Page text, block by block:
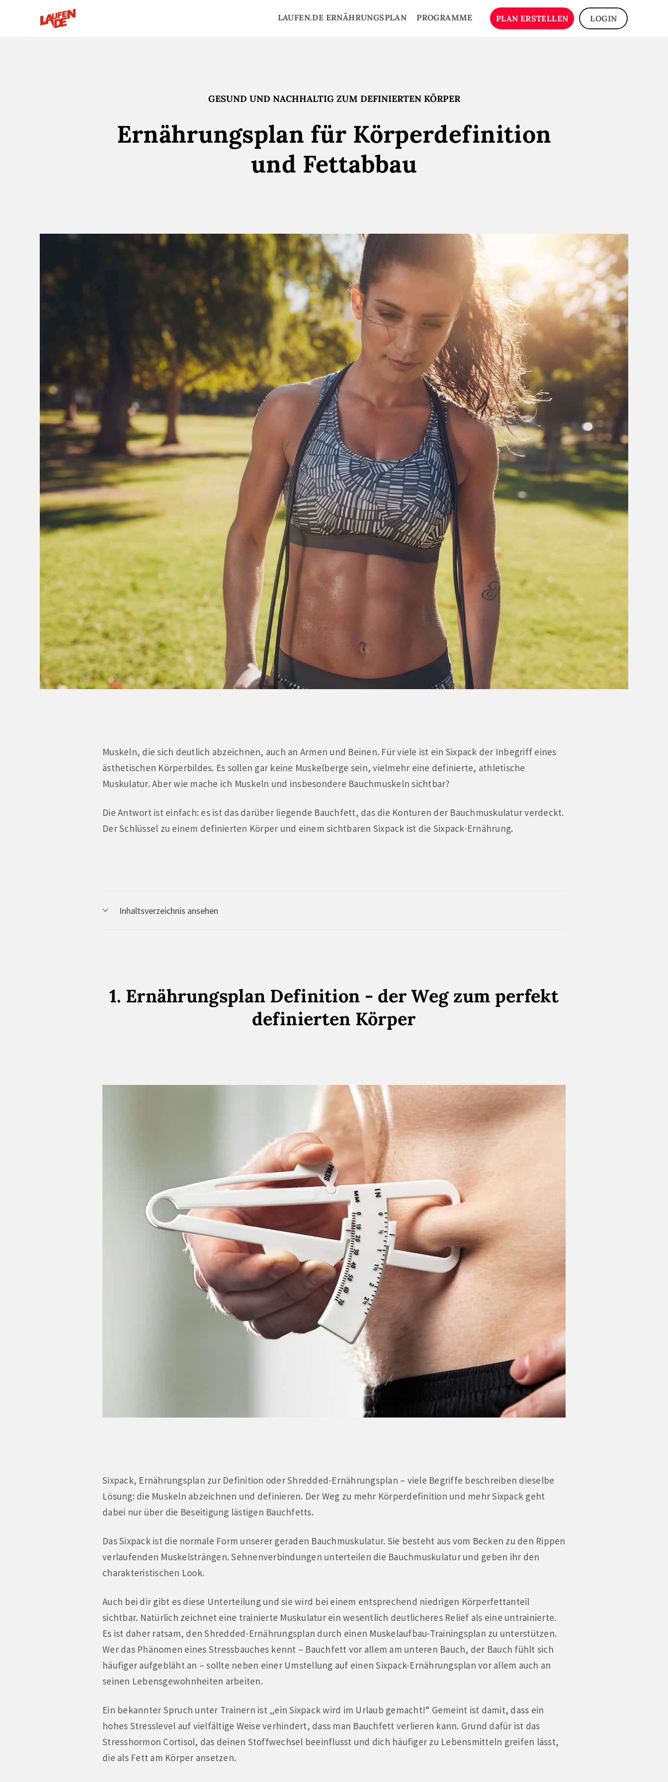
LAUFEN.DE ERNÄHRUNGSPLAN PROGRAMME PLAN ERSTELLEN LOGIN
GESUND UND NACHHALTIG ZUM DEFINIERTEN KÖRPER
Ernährungsplan für Körperdefinition
und Fettabbau
Muskeln, die sich deutlich abzeichnen, auch an Armen und Beinen. Für viele ist ein Sixpack der Inbegriff eines
ästhetischen Körperbildes. Es sollen gar keine Muskelberge sein, vielmehr eine definierte, athletische
Muskulatur. Aber wie mache ich Muskeln und insbesondere Bauchmuskeln sichtbar?
Die Antwort ist einfach: es ist das darüber liegende Bauchfett, das die Konturen der Bauchmuskulatur verdeckt.
Der Schlüssel zu einem definierten Körper und einem sichtbaren Sixpack ist die Sixpack-Ernährung.
Inhaltsverzeichnis ansehen
1. Ernährungsplan Definition - der Weg zum perfekt
definierten Körper
Sixpack, Ernährungsplan zur Definition oder Shredded-Ernährungsplan – viele Begriffe beschreiben dieselbe
Lösung: die Muskeln abzeichnen und definieren. Der Weg zu mehr Körperdefinition und mehr Sixpack geht
dabei nur über die Beseitigung lästigen Bauchfetts.
Das Sixpack ist die normale Form unserer geraden Bauchmuskulatur. Sie besteht aus vom Becken zu den Rippen
verlaufenden Muskelsträngen. Sehnenverbindungen unterteilen die Bauchmuskulatur und geben ihr den
charakteristischen Look.
Auch bei dir gibt es diese Unterteilung und sie wird bei einem entsprechend niedrigen Körperfettanteil
sichtbar. Natürlich zeichnet eine trainierte Muskulatur ein wesentlich deutlicheres Relief als eine untrainierte.
Es ist daher ratsam, den Shredded-Ernährungsplan durch einen Muskelaufbau-Trainingsplan zu unterstützen.
Wer das Phänomen eines Stressbauches kennt – Bauchfett vor allem am unteren Bauch, der Bauch fühlt sich
häufiger aufgebläht an – sollte neben einer Umstellung auf einen Sixpack-Ernährungsplan vor allem auch an
seinen Lebensgewohnheiten arbeiten.
Ein bekannter Spruch unter Trainern ist „ein Sixpack wird im Urlaub gemacht!“ Gemeint ist damit, dass ein
hohes Stresslevel auf vielfältige Weise verhindert, dass man Bauchfett verlieren kann. Grund dafür ist das
Stresshormon Cortisol, das deinen Stoffwechsel beeinflusst und dich häufiger zu Lebensmitteln greifen lässt,
die als Fett am Körper ansetzen.